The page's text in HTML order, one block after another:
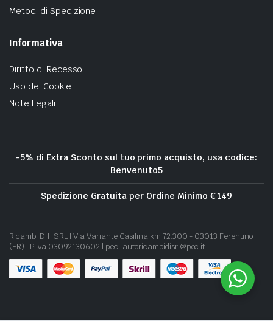
Metodi di Spedizione
Informativa
Diritto di Recesso
Uso dei Cookie
Note Legali
-5% di Extra Sconto sul tuo primo acquisto, usa codice:
Benvenuto5
Spedizione Gratuita per Ordine Minimo € 149
Ricambi D.I. SRL | Via Variante Casilina km 72.300 - 03013 Ferentino
(FR) | P.iva 03092130602 | pec: autoricambidisrl@pec.it